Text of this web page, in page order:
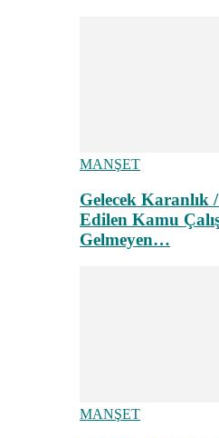
MANŞET
Gelecek
Edilen Kamu
Gelmeyen…
MANŞET